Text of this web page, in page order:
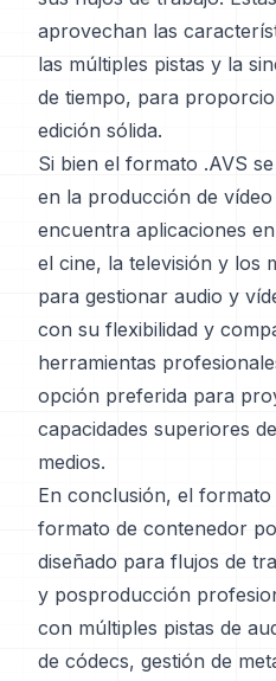
aprovechan las
las múltiples pistas y la
de tiempo, para
edición sólida.
Si bien el formato .AVS
en la producción de
encuentra aplicaciones
el cine, la televisión y los
para gestionar audio y
con su flexibilidad y
herramientas
opción preferida para
capacidades superiores
medios.
En conclusión, el
formato de contenedor
diseñado para flujos de
y posproducción
con múltiples pistas de
de códecs, gestión de